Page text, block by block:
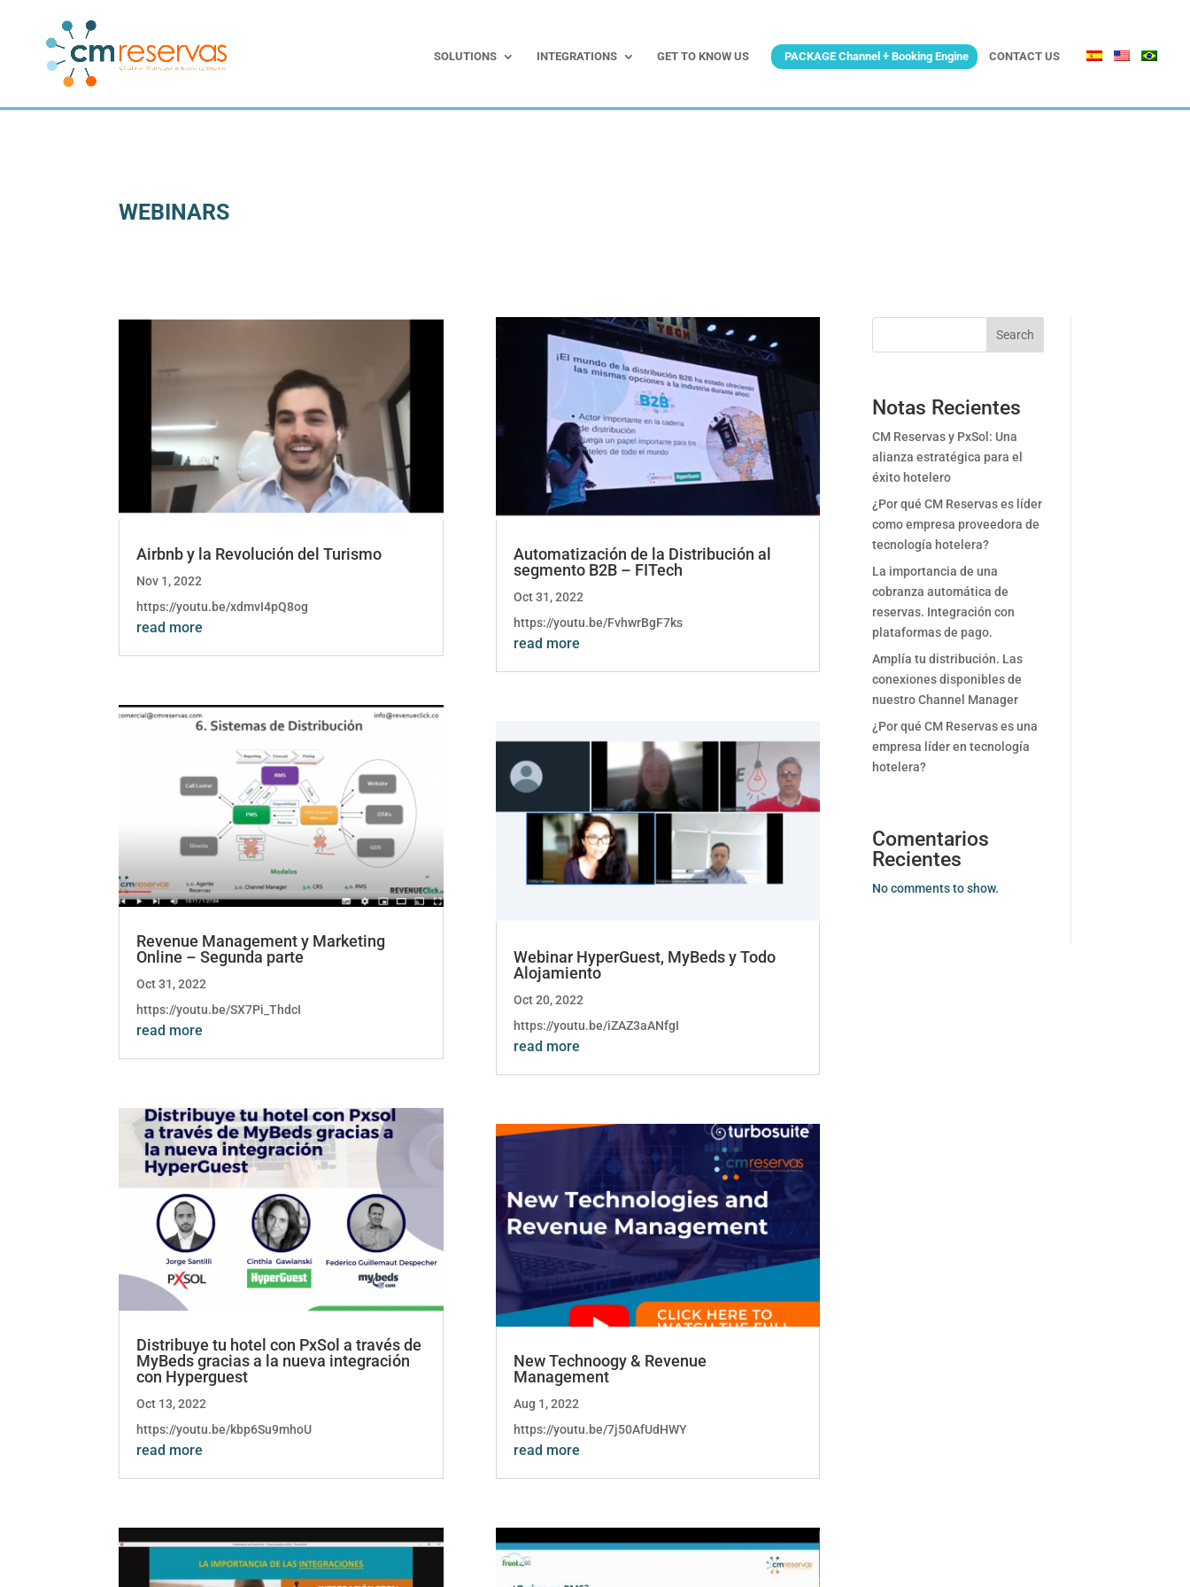
SOLUTIONS INTEGRATIONS GET TO KNOW US PACKAGE Channel + Booking Engine CONTACT US
WEBINARS
Airbnb y la Revolución del Turismo
Nov 1, 2022
https://youtu.be/xdmvI4pQ8og
read more
Revenue Management y Marketing
Online – Segunda parte
Oct 31, 2022
https://youtu.be/SX7Pi_ThdcI
read more
Distribuye tu hotel con PxSol a través de
MyBeds gracias a la nueva integración
con Hyperguest
Oct 13, 2022
https://youtu.be/kbp6Su9mhoU
read more
Automatización de la Distribución al
segmento B2B – FITech
Oct 31, 2022
https://youtu.be/FvhwrBgF7ks
read more
Webinar HyperGuest, MyBeds y Todo
Alojamiento
Oct 20, 2022
https://youtu.be/iZAZ3aANfgI
read more
New Technoogy & Revenue
Management
Aug 1, 2022
https://youtu.be/7j50AfUdHWY
read more
Search
Notas Recientes
CM Reservas y PxSol: Una
alianza estratégica para el
éxito hotelero
¿Por qué CM Reservas es líder
como empresa proveedora de
tecnología hotelera?
La importancia de una
cobranza automática de
reservas. Integración con
plataformas de pago.
Amplía tu distribución. Las
conexiones disponibles de
nuestro Channel Manager
¿Por qué CM Reservas es una
empresa líder en tecnología
hotelera?
Comentarios
Recientes
No comments to show.